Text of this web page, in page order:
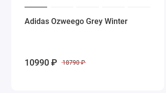
Adidas Ozweego Grey Winter
10990 ₽ 18790 ₽